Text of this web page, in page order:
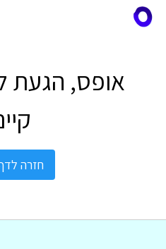
אופס, הגעת
חזרה